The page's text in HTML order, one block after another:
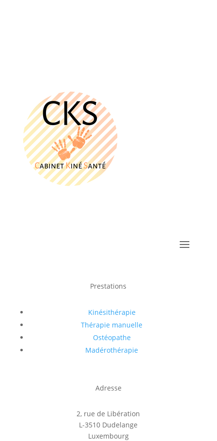
Prestations
Kinésithérapie
Thérapie manuelle
Ostéopathe
Madérothérapie
Adresse
2, rue de Libération
L-3510 Dudelange
Luxembourg